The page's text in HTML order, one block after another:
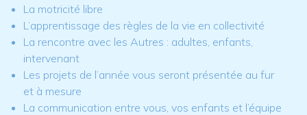
La motricité libre
L’apprentissage des règles de la vie en collectivité
La rencontre avec les Autres : adultes, enfants,
intervenant
Les projets de l’année vous seront présentée au fur
et à mesure
La communication entre vous, vos enfants et l’équipe